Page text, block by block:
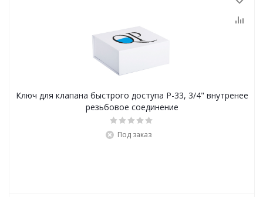
Ключ для клапана быстрого доступа Р-33, 3/4" внутренее
резьбовое соединение
Под заказ